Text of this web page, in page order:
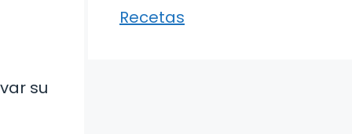
su
Recetas